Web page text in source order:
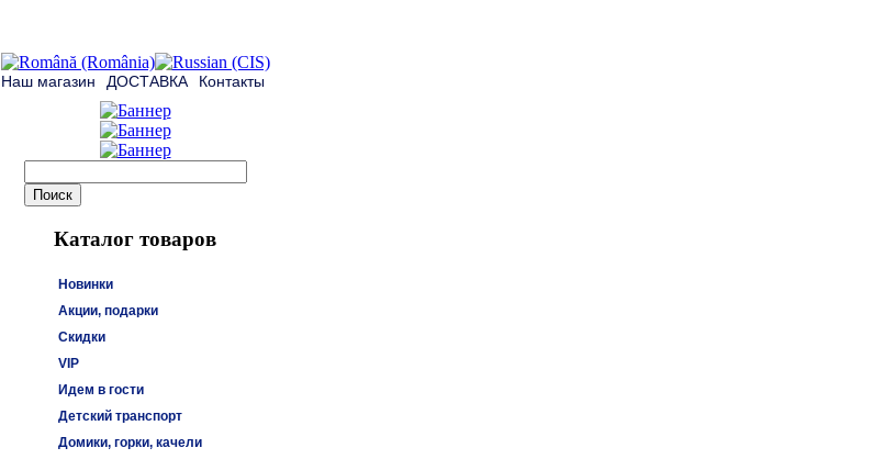
Наш магазин ДОСТАВКА Контакты
Каталог товаров
Новинки
Акции, подарки
Скидки
VIP
Идем в гости
Детский транспорт
Домики, горки, качели